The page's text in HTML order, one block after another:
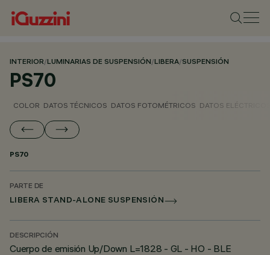
INTERIOR/LUMINARIAS DE SUSPENSIÓN/LIBERA/SUSPENSIÓN
PS70
COLOR DATOS TÉCNICOS DATOS FOTOMÉTRICOS DATOS
PS70
PARTE DE
LIBERA STAND-ALONE SUSPENSIÓN
DESCRIPCIÓN
Cuerpo de emisión Up/Down L=1828 - GL - HO - BLE